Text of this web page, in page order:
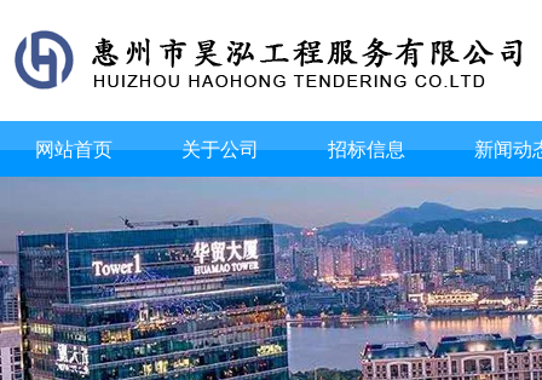
网站首页 关于公司 招标信息 新闻动